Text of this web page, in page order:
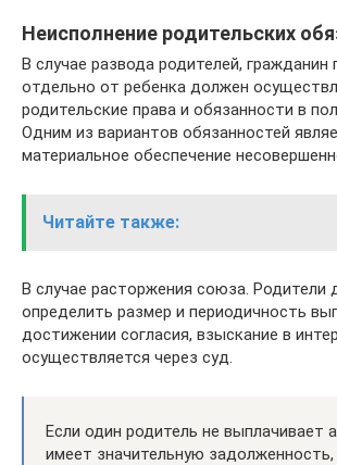
Неисполнение родительских
В случае развода родителей,
отдельно от ребенка должен
родительские права и обязанности в
Одним из вариантов обязанностей
материальное обеспечение
Читайте также:
В случае расторжения союза. Родители
определить размер и периодичность
достижении согласия, взыскание в
осуществляется через суд.
Если один родитель не выплачивает
имеет значительную задолженность,